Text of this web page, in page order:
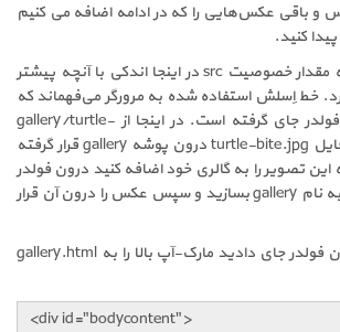
و باقی عکس‌هایی را که در ادامه اضافه می کنیم
پیدا کنید.
مقدار خصوصیتsrcدر اینجا اندکی با آنچه پیشتر
خط اِسلش استفاده شده به مرورگر می‌فهماند که
جای گرفته است. در اینجا از gallery/turtle-
turtle-bite.jpgدرون پوشه galleryقرار گرفته
تصویر را به گالری خود اضافه کنید درون فولدر
نام galleryبسازید و سپس عکس را درون آن قرار
فولدر جای دادید مارک-آپ بالا را به gallery.html
<div id="bodycontent">